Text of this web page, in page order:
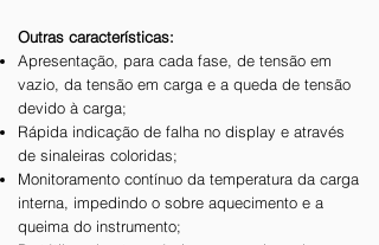
Outras características:
Apresentação, para cada fase, de tensão em
vazio, da tensão em carga e a queda de tensão
devido à carga;
Rápida indicação de falha no display e através
de sinaleiras coloridas;
Monitoramento contínuo da temperatura da carga
interna, impedindo o sobre aquecimento e a
queima do instrumento;